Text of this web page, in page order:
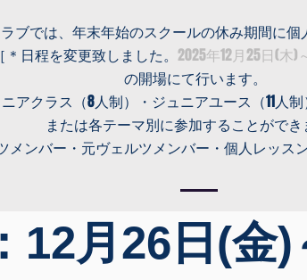
12月26日(金
ラブでは、年末年始のスクールの休み期間に個
日程を変更致しました。 2025年12月25日(木)
の開場にて行います。
アクラス（8人制）・ジュニアユース（11人制
または各テーマ別に参加することができ
ンバー・元ヴェルツメンバー・個人レッス